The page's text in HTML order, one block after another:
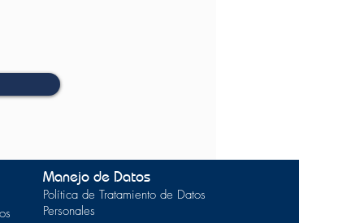
Manejo de Datos
Política de Tratamiento de Datos
Personales